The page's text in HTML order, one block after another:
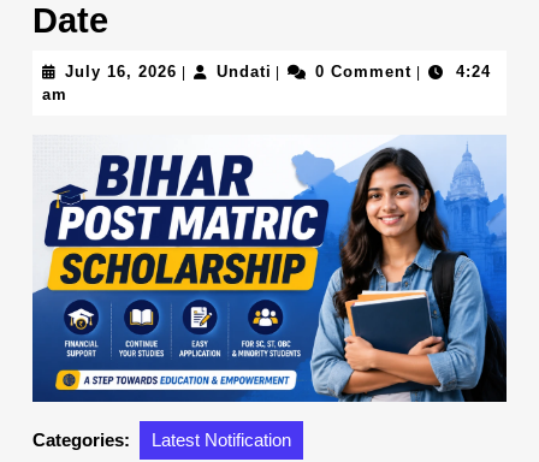
Date
July 16, 2026 July Undati Undati0 Comment
4:24
am
Categories: Latest Notification